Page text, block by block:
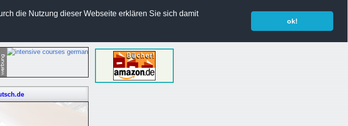
die Nutzung dieser Webseite erklären Sie sich damit
ok!